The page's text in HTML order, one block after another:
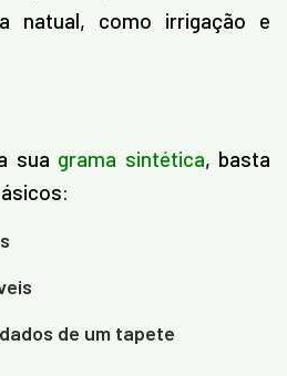
natual, como irrigação e
sua grama sintética, basta
de um tapete